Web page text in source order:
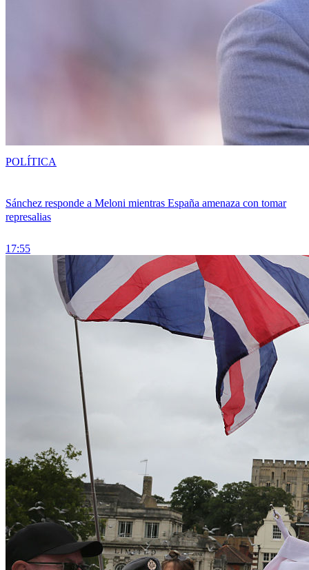
Sánchez responde a Meloni mientras España amenaza con tomar
represalias
17:55
POLÍTICA